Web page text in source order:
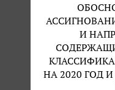
И
НА 2020 ГОД